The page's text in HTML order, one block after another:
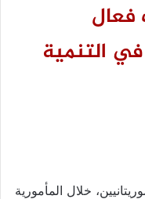
فعال
التنمية
خلال المأمورية